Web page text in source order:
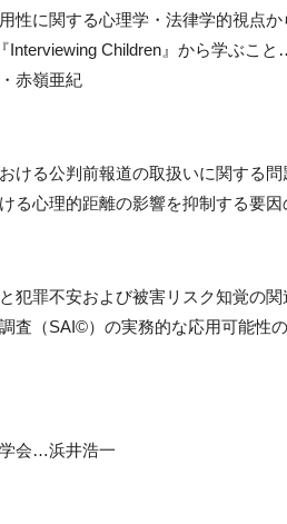
性に関する心理学・法律学的視点
Interviewing Children』から学ぶこ
赤嶺亜紀
ける公判前報道の取扱いに関する
る心理的距離の影響を抑制する要
犯罪不安および被害リスク知覚の
査（SAI©）の実務的な応用可能
会…浜井浩一